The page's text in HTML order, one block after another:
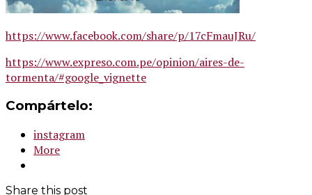
https://www.facebook.com/share/p/17cFmauJRu/
https://www.expreso.com.pe/opinion/aires-de-
tormenta/#google_vignette
Compártelo:
instagram
More
Share this post